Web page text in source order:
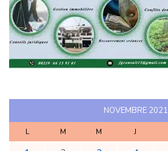
NOVEMBRE 2021
L M M J